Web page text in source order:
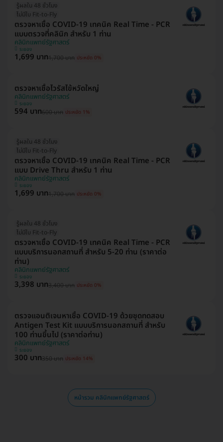
รู้ผลใน 48 ชั่วโมง
ไม่มีใบ Fit-to-Fly
ตรวจหาเชื้อ COVID-19 เทคนิค Real Time - PCR
แบบตรวจที่คลินิก สำหรับ 1 ท่าน
คลินิกแพทย์รัฐศาสตร์
ระยอง
1,699 บาท1,700 บาท ประหยัด 0%
ตรวจหาเชื้อไวรัสไข้หวัดใหญ่
คลินิกแพทย์รัฐศาสตร์
ระยอง
594 บาท600 บาท ประหยัด 1%
รู้ผลใน 48 ชั่วโมง
ไม่มีใบ Fit-to-Fly
ตรวจหาเชื้อ COVID-19 เทคนิค Real Time - PCR
แบบ Drive Thru สำหรับ 1 ท่าน
คลินิกแพทย์รัฐศาสตร์
ระยอง
1,699 บาท1,700 บาท ประหยัด 0%
รู้ผลใน 48 ชั่วโมง
ไม่มีใบ Fit-to-Fly
ตรวจหาเชื้อ COVID-19 เทคนิค Real Time - PCR
แบบบริการนอกสถานที่ สำหรับ 5-20 ท่าน (ราคาต่อ
ท่าน)
คลินิกแพทย์รัฐศาสตร์
ระยอง
3,398 บาท3,400 บาท ประหยัด 0%
ตรวจแอนติเจนหาเชื้อ COVID-19 ด้วยชุดทดสอบ
Antigen Test Kit แบบบริการนอกสถานที่ สำหรับ
100 ท่านขึ้นไป (ราคาต่อท่าน)
คลินิกแพทย์รัฐศาสตร์
ระยอง
300 บาท350 บาท ประหยัด 14%
หน้ารวม คลินิกแพทย์รัฐศาสตร์